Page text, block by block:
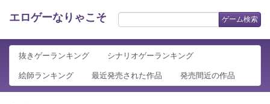
エロゲーなりゃこそ ゲーム検索
抜きゲーランキング シナリオゲーランキング
絵師ランキング 最近発売された作品 発売間近の作品